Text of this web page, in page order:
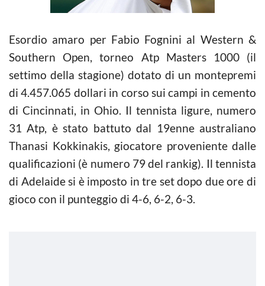
Esordio amaro per Fabio Fognini al Western &
Southern Open, torneo Atp Masters 1000 (il
settimo della stagione) dotato di un montepremi
di 4.457.065 dollari in corso sui campi in cemento
di Cincinnati, in Ohio. Il tennista ligure, numero
31 Atp, è stato battuto dal 19enne australiano
Thanasi Kokkinakis, giocatore proveniente dalle
qualificazioni (è numero 79 del rankig). Il tennista
di Adelaide si è imposto in tre set dopo due ore di
gioco con il punteggio di 4-6, 6-2, 6-3.